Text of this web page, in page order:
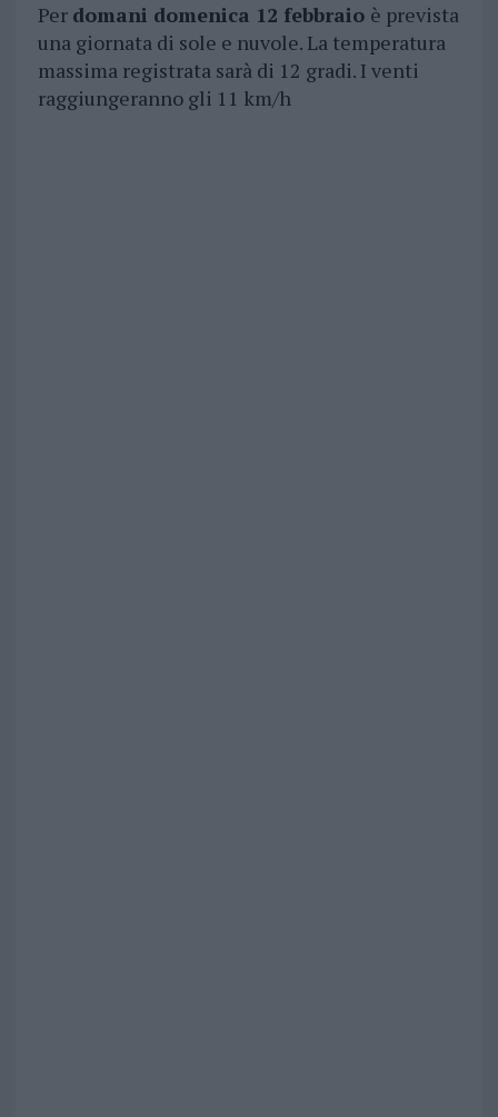
Per domani domenica 12 febbraio è prevista
una giornata di sole e nuvole. La temperatura
massima registrata sarà di 12 gradi. I venti
raggiungeranno gli 11 km/h